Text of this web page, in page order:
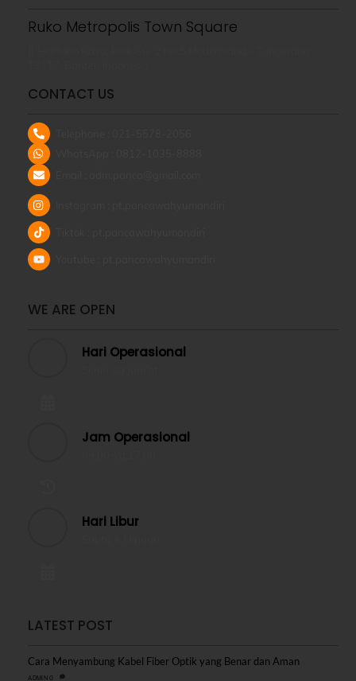
Ruko Metropolis Town Square
CONTACT US
WE ARE OPEN
Hari Operasional
Jam Operasional
Hari Libur
LATEST POST
Cara Menyambung Kabel Fiber Optik yang Benar dan Aman
ADMIN 0